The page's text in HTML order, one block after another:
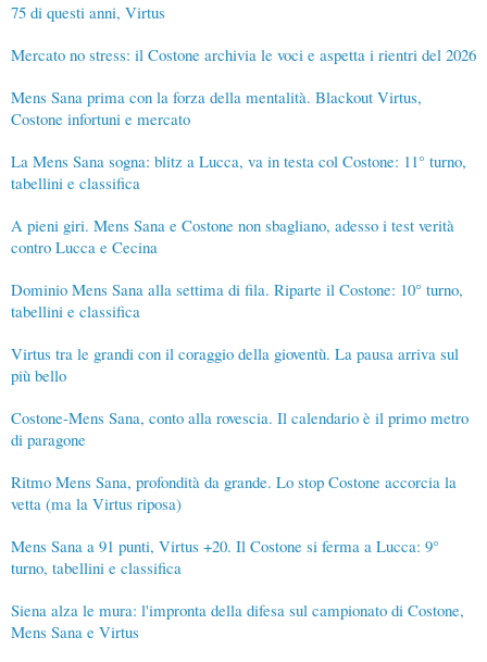
75 di questi anni, Virtus
Mercato no stress: il Costone archivia le voci e aspetta i rientri del 2026
Mens Sana prima con la forza della mentalità. Blackout Virtus,
Costone infortuni e mercato
La Mens Sana sogna: blitz a Lucca, va in testa col Costone: 11° turno,
tabellini e classifica
A pieni giri. Mens Sana e Costone non sbagliano, adesso i test verità
contro Lucca e Cecina
Dominio Mens Sana alla settima di fila. Riparte il Costone: 10° turno,
tabellini e classifica
Virtus tra le grandi con il coraggio della gioventù. La pausa arriva sul
più bello
Costone-Mens Sana, conto alla rovescia. Il calendario è il primo metro
di paragone
Ritmo Mens Sana, profondità da grande. Lo stop Costone accorcia la
vetta (ma la Virtus riposa)
Mens Sana a 91 punti, Virtus +20. Il Costone si ferma a Lucca: 9°
turno, tabellini e classifica
Siena alza le mura: l'impronta della difesa sul campionato di Costone,
Mens Sana e Virtus